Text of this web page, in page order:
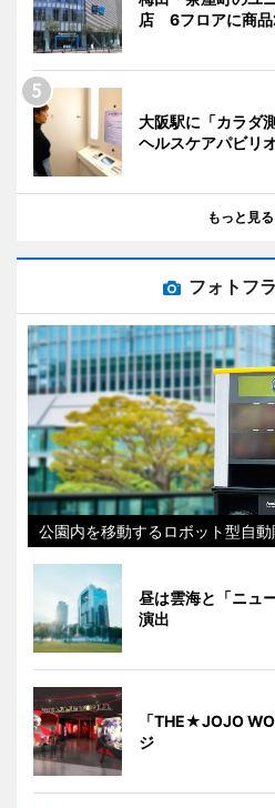
店 6フロアに商
大阪駅に「カラダ
ヘルスケアパビリ
もっと見る
フォトフ
公園内を移動するロボット型自
昼は雲海と「ニュ
演出
「THE★JOJO
ジ